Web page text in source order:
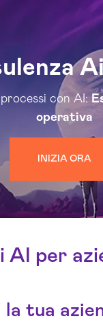
con AI:
operativa
INIZIA ORA
AI per
la tua